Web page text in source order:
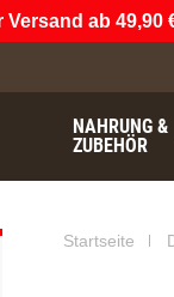
ab 49,90 €
NAHRUNG &
ZUBEHÖR
Startseite